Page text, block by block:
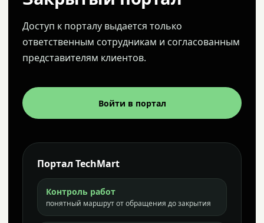
Доступ к порталу выдается только
ответственным сотрудникам и согласованным
представителям клиентов.
Войти в портал
Портал TechMart
Контроль работ
понятный маршрут от обращения до закрытия